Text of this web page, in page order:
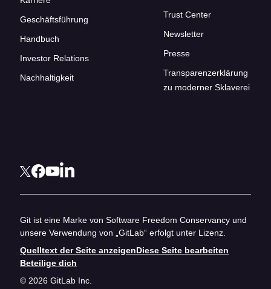
Geschäftsführung
Handbuch
Investor Relations
Nachhaltigkeit
Trust Center
Newsletter
Presse
Transparenzerklärung
zu moderner Sklaverei
Git ist eine Marke von Software Freedom Conservancy und
unsere Verwendung von „GitLab“ erfolgt unter Lizenz.
Quelltext der Seite anzeigenDiese Seite bearbeiten
Beteilige dich
© 2026 GitLab Inc.